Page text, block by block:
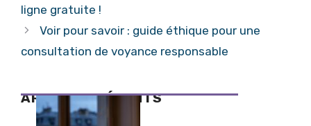
ligne gratuite !
Voir pour savoir : guide éthique pour une
consultation de voyance responsable
ARTICLES RÉCENTS